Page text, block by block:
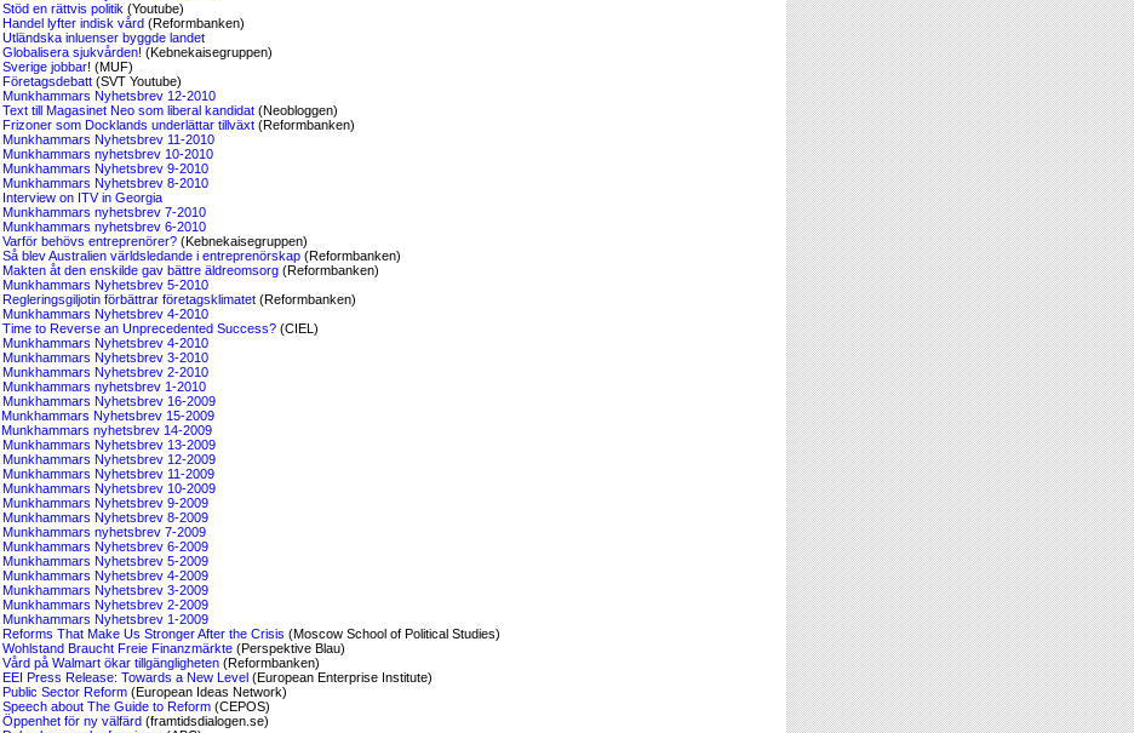
Stöd en rättvis politik (Youtube)
Handel lyfter indisk vård (Reformbanken)
Utländska inluenser byggde landet
Globalisera sjukvården! (Kebnekaisegruppen)
Sverige jobbar! (MUF)
Företagsdebatt (SVT Youtube)
Munkhammars Nyhetsbrev 12-2010
Text till Magasinet Neo som liberal kandidat (Neobloggen)
Frizoner som Docklands underlättar tillväxt (Reformbanken)
Munkhammars Nyhetsbrev 11-2010
Munkhammars nyhetsbrev 10-2010
Munkhammars Nyhetsbrev 9-2010
Munkhammars Nyhetsbrev 8-2010
Interview on ITV in Georgia
Munkhammars nyhetsbrev 7-2010
Munkhammars nyhetsbrev 6-2010
Varför behövs entreprenörer? (Kebnekaisegruppen)
Så blev Australien världsledande i entreprenörskap (Reformbanken)
Makten åt den enskilde gav bättre äldreomsorg (Reformbanken)
Munkhammars Nyhetsbrev 5-2010
Regleringsgiljotin förbättrar företagsklimatet (Reformbanken)
Munkhammars Nyhetsbrev 4-2010
Time to Reverse an Unprecedented Success? (CIEL)
Munkhammars Nyhetsbrev 4-2010
Munkhammars Nyhetsbrev 3-2010
Munkhammars Nyhetsbrev 2-2010
Munkhammars nyhetsbrev 1-2010
Munkhammars Nyhetsbrev 16-2009
Munkhammars Nyhetsbrev 15-2009
Munkhammars nyhetsbrev 14-2009
Munkhammars Nyhetsbrev 13-2009
Munkhammars Nyhetsbrev 12-2009
Munkhammars Nyhetsbrev 11-2009
Munkhammars Nyhetsbrev 10-2009
Munkhammars Nyhetsbrev 9-2009
Munkhammars Nyhetsbrev 8-2009
Munkhammars nyhetsbrev 7-2009
Munkhammars Nyhetsbrev 6-2009
Munkhammars Nyhetsbrev 5-2009
Munkhammars Nyhetsbrev 4-2009
Munkhammars Nyhetsbrev 3-2009
Munkhammars Nyhetsbrev 2-2009
Munkhammars Nyhetsbrev 1-2009
Reforms That Make Us Stronger After the Crisis (Moscow School of Political Studies)
Wohlstand Braucht Freie Finanzmärkte (Perspektive Blau)
Vård på Walmart ökar tillgängligheten (Reformbanken)
EEI Press Release: Towards a New Level (European Enterprise Institute)
Public Sector Reform (European Ideas Network)
Speech about The Guide to Reform (CEPOS)
Öppenhet för ny välfärd (framtidsdialogen.se)